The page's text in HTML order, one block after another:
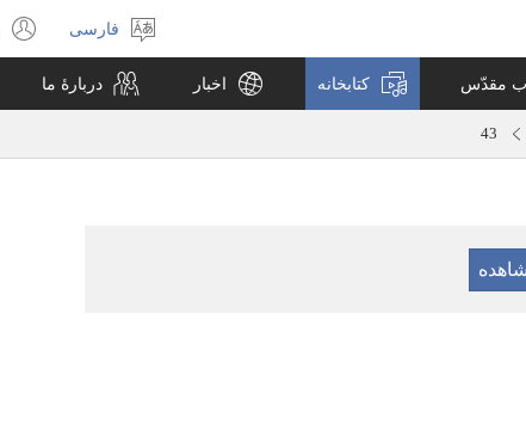
انتخاب
فارسی
مقدّس کتابخانه اخبار دربارهٔ ما
43